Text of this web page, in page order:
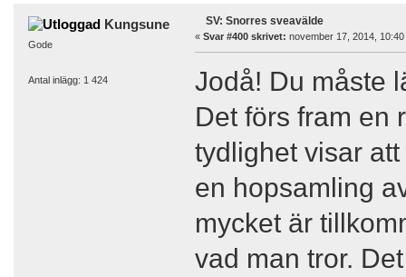
Kungsune
Gode
Antal inlägg: 1 424
SV: Snorres sveavälde
« Svar #400 skrivet: november 17, 2014, 10:40
Jodå! Du måste
Det förs fram en
tydlighet visar
en hopsamling
mycket är
vad man tror.